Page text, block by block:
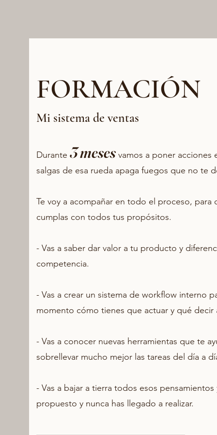
FORMACIÓN
Mi sistema de ventas
Durante 3 mesesvamos a poner acciones
salgas de esa rueda apaga fuegos que no te
Te voy a acompañar en todo el proceso, para
cumplas con todos tus propósitos.
- Vas a saber dar valor a tu producto y
competencia.
- Vas a crear un sistema de workflow interno
momento cómo tienes que actuar y qué decir
- Vas a conocer nuevas herramientas que te
sobrellevar mucho mejor las tareas del día a
- Vas a bajar a tierra todos esos
propuesto y nunca has llegado a realizar.